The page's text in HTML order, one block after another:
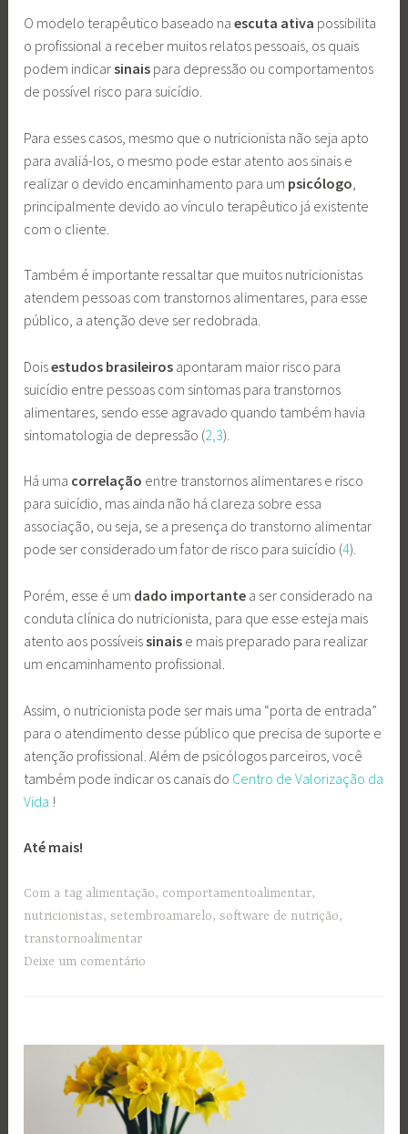
O modelo terapêutico baseado naescuta ativa possibilita
o profissional a receber muitos relatos pessoais, os quais
podem indicarsinais para depressão ou comportamentos
de possível risco para suicídio.
Para esses casos, mesmo que o nutricionista não seja apto
para avaliá-los, o mesmo pode estar atento aos sinais e
realizar o devido encaminhamento para um psicólogo
principalmente devido ao vínculo terapêutico já existente
com o cliente.
Também é importante ressaltar que muitos nutricionistas
atendem pessoas com transtornos alimentares, para esse
público, a atenção deve ser redobrada.
Doisestudos brasileiros apontaram maior risco para
suicídio entre pessoas com sintomas para transtornos
alimentares, sendo esse agravado quando também havia
sintomatologia de depressão (2, 3).
Há uma correlação entre transtornos alimentares e risco
para suicídio, mas ainda não há clareza sobre essa
associação, ou seja, se a presença do transtorno alimentar
pode ser considerado um fator de risco para suicídio (4).
Porém, esse é um dado importante a ser considerado na
conduta clínica do nutricionista, para que esse esteja mais
atento aos possíveissinais e mais preparado para realizar
um encaminhamento profissional.
Assim, o nutricionista pode ser mais uma “porta de entrada”
para o atendimento desse público que precisa de suporte e
atenção profissional. Além de psicólogos parceiros, você
também pode indicar os canais do Centro de Valorização da
Vida !
Até mais!
Com a tag alimentação, comportamentoalimentar,
nutricionistas,setembroamarelo,software de nutrição,
transtornoalimentar
Deixe um comentário